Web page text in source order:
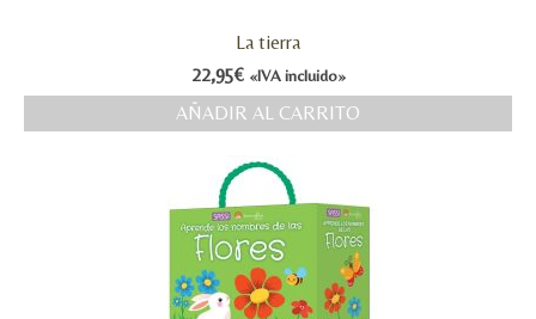
La tierra
22,95€ «IVA incluido»
AÑADIR AL CARRITO